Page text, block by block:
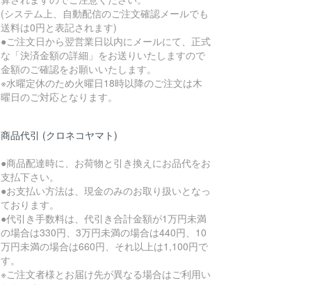
(システム上、自動配信のご注文確認メールでも
送料は0円と表記されます)
●ご注文日から翌営業日以内にメールにて、正式
な「決済金額の詳細」をお送りいたしますので
金額のご確認をお願いいたします。
※水曜定休のため火曜日18時以降のご注文は木
曜日のご対応となります。
商品代引 (クロネコヤマト)
●商品配達時に、お荷物と引き換えにお品代をお
支払下さい。
●お支払い方法は、現金のみのお取り扱いとなっ
ております。
●代引き手数料は、代引き合計金額が1万円未満
の場合は330円、3万円未満の場合は440円、10
万円未満の場合は660円、それ以上は1,100円で
す。
※ご注文者様とお届け先が異なる場合はご利用い